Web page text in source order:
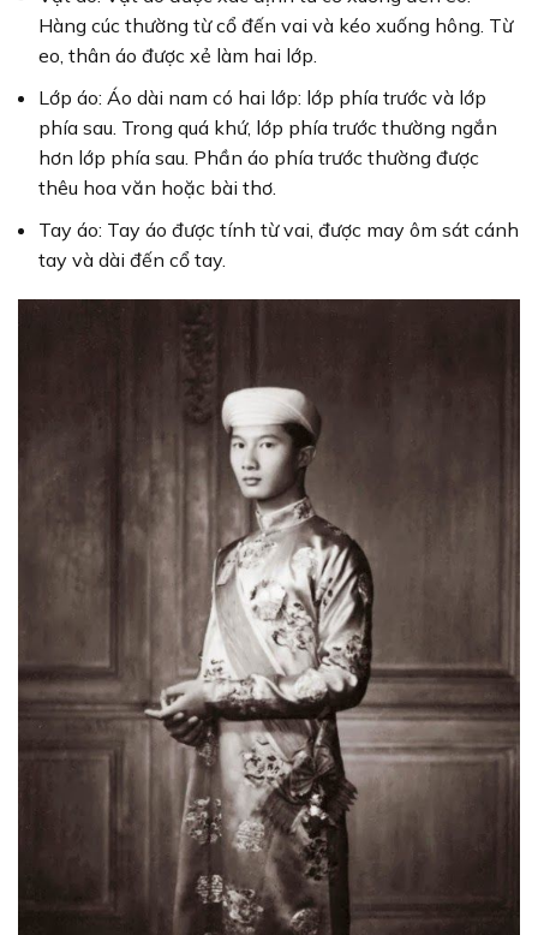
Hàng cúc thường từ cổ đến vai và kéo xuống hông. Từ
eo, thân áo được xẻ làm hai lớp.
Lớp áo: Áo dài nam có hai lớp: lớp phía trước và lớp
phía sau. Trong quá khứ, lớp phía trước thường ngắn
hơn lớp phía sau. Phần áo phía trước thường được
thêu hoa văn hoặc bài thơ.
Tay áo: Tay áo được tính từ vai, được may ôm sát cánh
tay và dài đến cổ tay.